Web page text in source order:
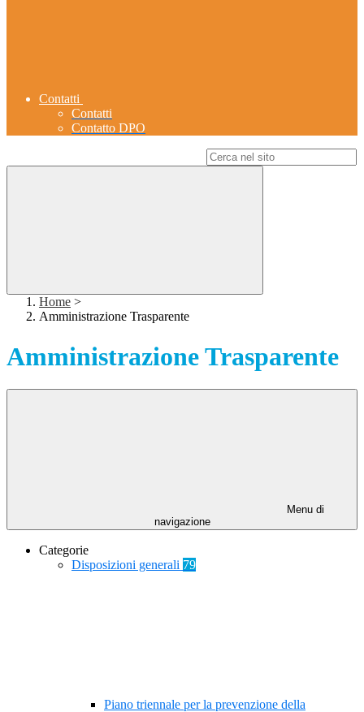
Contatti
Contatti
Contatto DPO
Home >
Amministrazione Trasparente
Amministrazione Trasparente
Menu di
navigazione
Categorie
Disposizioni generali 79
Piano triennale per la prevenzione della